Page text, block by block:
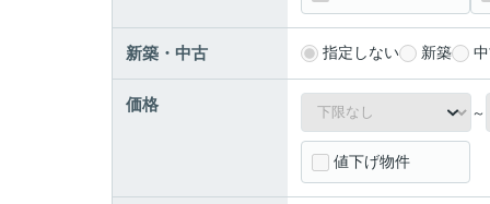
新築・中古 指定しない 新築
価格 ～
値下げ物件